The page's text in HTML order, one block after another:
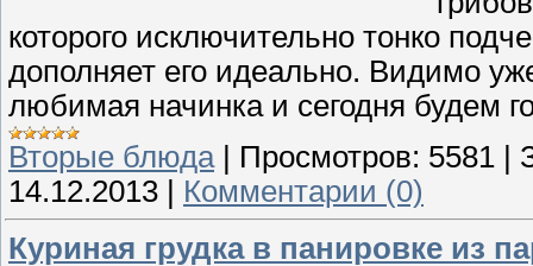
которого исключительно тонко
дополняет его идеально. Видимо
любимая начинка и сегодня будем
Вторые блюда| Просмотров: 5581
14.12.2013
Комментарии (0)
Куриная грудка в панировке из